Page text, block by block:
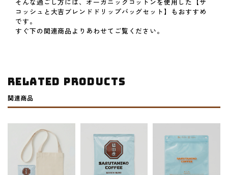
そんな過ごし方には、オーガニックコットンを使用した【サ
コッシュと大吉ブレンドドリップバッグセット】もおすすめ
です。
すぐ下の関連商品よりあわせてご覧ください。
Related Products
関連商品